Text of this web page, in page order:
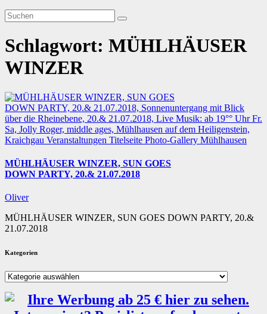
Schlagwort: MÜHLHÄUSER
WINZER
Kraichgau Veranstaltungen Titelseite Photo-Gallery Mühlhausen
MÜHLHÄUSER WINZER, SUN GOES
DOWN PARTY, 20.& 21.07.2018
Oliver
MÜHLHÄUSER WINZER, SUN GOES DOWN PARTY, 20.&
21.07.2018
Kategorien
Kategorien